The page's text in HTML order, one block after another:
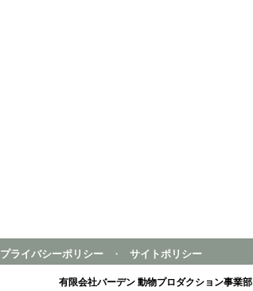
プライバシーポリシー ・ サイトポリシー
有限会社バーデン 動物プロダクション事業部